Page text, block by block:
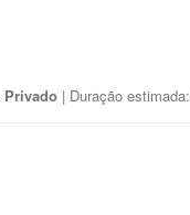
Privado | Duração estimada: